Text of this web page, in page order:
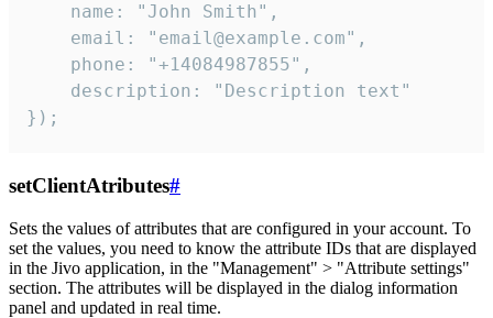
    name: "John Smith",
    email: "email@example.com",
    phone: "+14084987855",
    description: "Description text"
});
setClientAtributes#
Sets the values ​​of attributes that are configured in your account. To
set the values, you need to know the attribute IDs that are displayed
in the Jivo application, in the "Management" > "Attribute settings"
section. The attributes will be displayed in the dialog information
panel and updated in real time.